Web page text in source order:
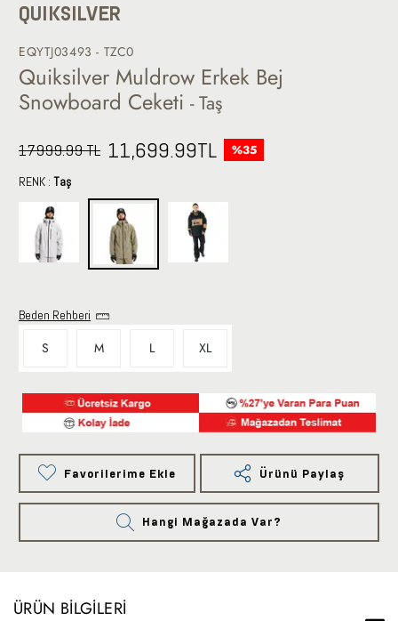
QUIKSILVER
EQYTJ03493 - TZC0
Quiksilver Muldrow Erkek Bej
Snowboard Ceketi - Taş
17999.99 TL 11,699.99TL %35
RENK : Taş
Beden Rehberi
S M L XL
Favorilerime Ekle Ürünü Paylaş
Hangi Mağazada Var?
ÜRÜN BILGILERI